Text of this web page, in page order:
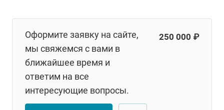
Оформите заявку на сайте,
мы свяжемся с вами в
ближайшее время и
ответим на все
интересующие вопросы.
250 000 ₽